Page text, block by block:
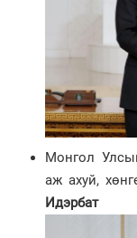
Монгол
аж ахуй,
Идэрбат